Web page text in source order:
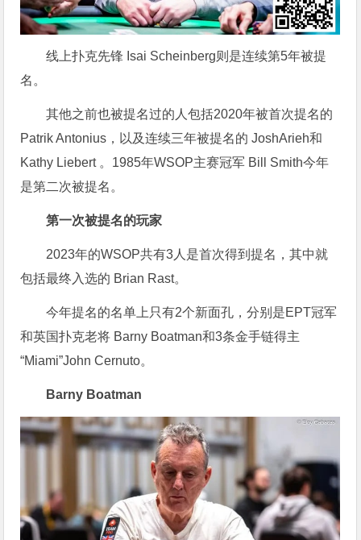
线上扑克先锋 Isai Scheinberg则是连续第5年被提
名。
其他之前也被提名过的人包括2020年被首次提名的
Patrik Antonius，以及连续三年被提名的 JoshArieh和
Kathy Liebert 。1985年WSOP主赛冠军 Bill Smith今年
是第二次被提名。
第一次被提名的玩家
2023年的WSOP共有3人是首次得到提名，其中就
包括最终入选的 Brian Rast。
今年提名的名单上只有2个新面孔，分别是EPT冠军
和英国扑克老将 Barny Boatman和3条金手链得主
“Miami”John Cernuto。
Barny Boatman